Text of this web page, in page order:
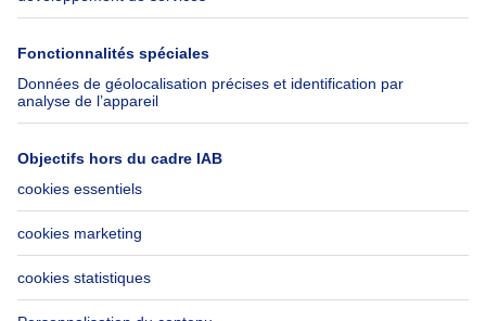
Immowelt.de
Aide
FAQ
Accessibilité
Contactez-nous
Suivez-nous
LinkedIn
Immoweb SA © 2026 - Tous droits réservés
Conditions d'utilisation Gestion des cookies Vie privée